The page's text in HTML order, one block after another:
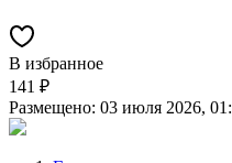
В избранное
141 ₽
Размещено: 03 июля 2026,